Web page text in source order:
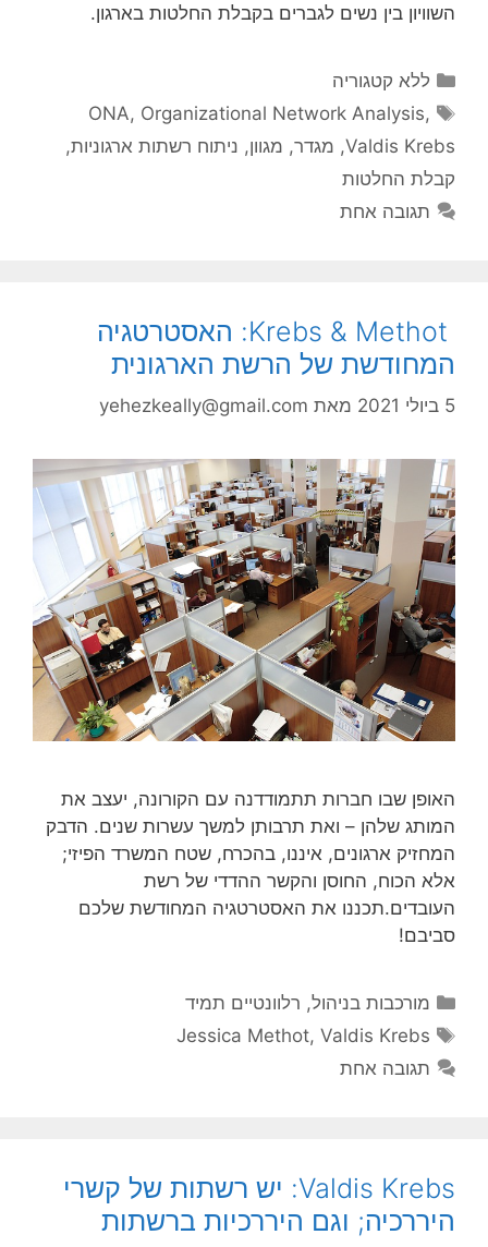
השוויון בין נשים לגברים בקבלת החלטות בארגון.
קטגוריות
ללא קטגוריה
תגיות
ONA, Organizational Network Analysis,
Valdis Krebs
, מגדר, מגוון, ניתוח רשתות ארגוניות,
קבלת החלטות
תגובה אחת
Krebs & Methot: האסטרטגיה
המחודשת של הרשת הארגונית
5 ביולי 2021 מאת yehezkeally@gmail.com
האופן שבו חברות תתמודדנה עם הקורונה, יעצב את
המותג שלהן – ואת תרבותן למשך עשרות שנים. הדבק
המחזיק ארגונים, איננו, בהכרח, שטח המשרד הפיזי;
אלא הכוח, החוסן והקשר ההדדי של רשת
העובדים.תכננו את האסטרטגיה המחודשת שלכם
סביבם!
קטגוריות
מורכבות בניהול, רלוונטיים תמיד
תגיות
Jessica Methot, Valdis Krebs
תגובה אחת
Valdis Krebs: יש רשתות של קשרי
היררכיה; וגם היררכיות ברשתות